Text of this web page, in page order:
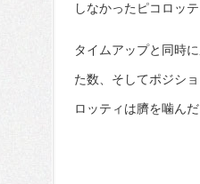
しなかったピコロッ
タイムアップと同時
た数、そしてポジシ
ロッティは臍を噛んだ